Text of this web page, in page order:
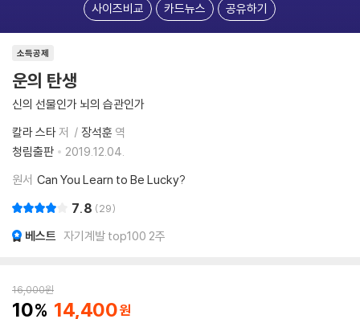
사이즈비교 카드뉴스 공유하기
소득공제
운의 탄생
신의 선물인가 뇌의 습관인가
칼라 스타저 장석훈 역
청림출판
2019.12.04.
원서 Can You Learn to Be Lucky?
7.8 29
베스트 자기계발 top100 2주
16,000원
10 14,400